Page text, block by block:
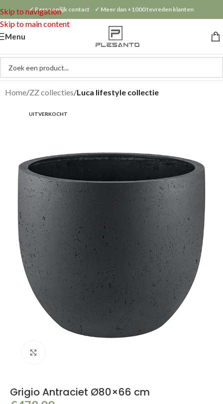
Skip to navigation
Skip to main content
✓ Persoonlijk contact ✓ Meer dan +1000 tevreden klanten
Menu
Home ZZ collecties Luca lifestyle collectie
UITVERKOCHT
Grigio Antraciet Ø80×66 cm